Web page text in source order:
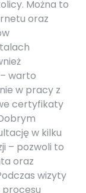
Można to
oraz
warto
w pracy z
certyfikaty
w kilku
– pozwoli to
oraz
wizyty